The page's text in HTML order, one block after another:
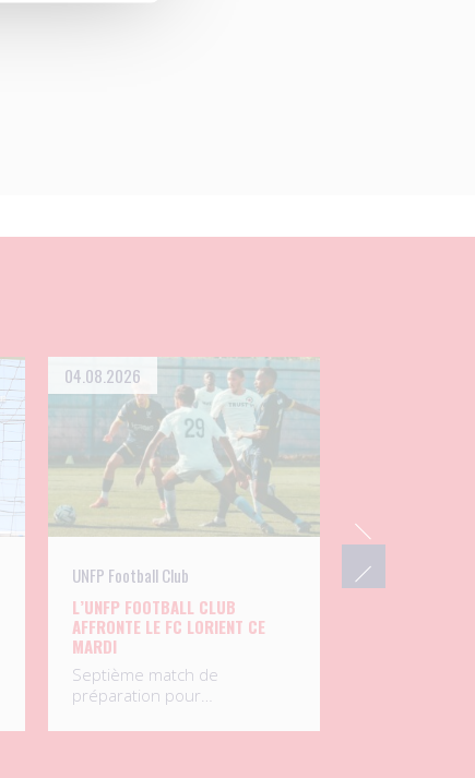
04.08.2026
UNFP Football Club
L’UNFP FOOTBALL CLUB
AFFRONTE LE FC LORIENT CE
MARDI
Septième match de
préparation pour…